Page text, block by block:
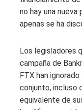
no hay una
apenas se ha
Los legisladores
campaña de
FTX han
conjunto, incluso
equivalente de